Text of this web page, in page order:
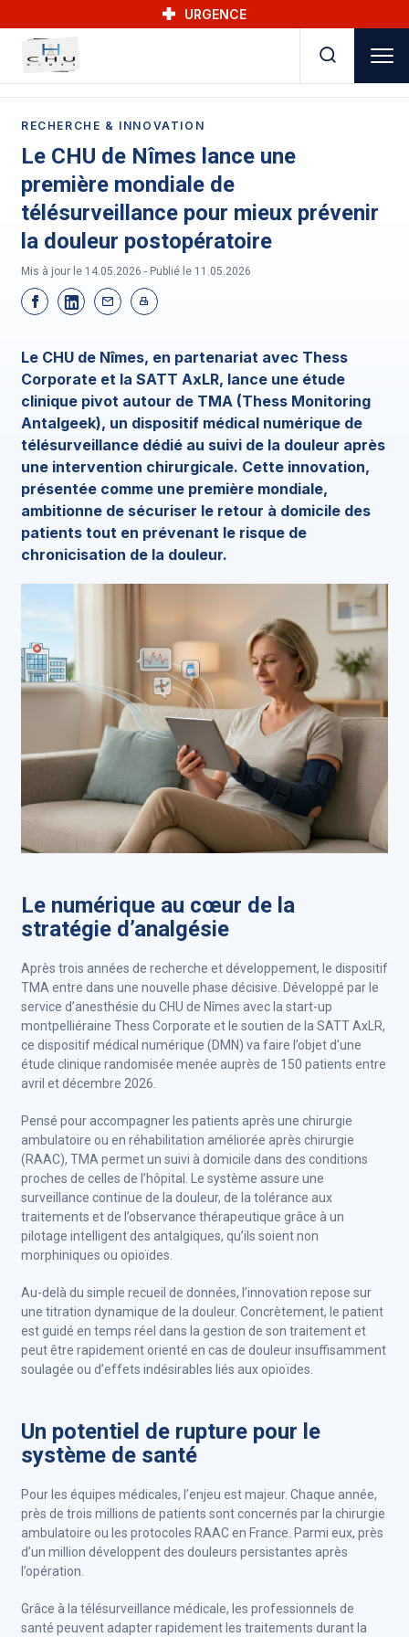
URGENCE
RECHERCHE & INNOVATION
Le CHU de Nîmes lance une
première mondiale de
télésurveillance pour mieux prévenir
la douleur postopératoire
Mis à jour le 14.05.2026 - Publié le 11.05.2026
Le CHU de Nîmes, en partenariat avec Thess
Corporate et la SATT AxLR, lance une étude
clinique pivot autour de TMA (Thess Monitoring
Antalgeek), un dispositif médical numérique de
télésurveillance dédié au suivi de la douleur après
une intervention chirurgicale. Cette innovation,
présentée comme une première mondiale,
ambitionne de sécuriser le retour à domicile des
patients tout en prévenant le risque de
chronicisation de la douleur.
Le numérique au cœur de la
stratégie d’analgésie
Après trois années de recherche et développement, le dispositif
TMA entre dans une nouvelle phase décisive. Développé par le
service d’anesthésie du CHU de Nîmes avec la start-up
montpelliéraine Thess Corporate et le soutien de la SATT AxLR,
ce dispositif médical numérique (DMN) va faire l’objet d’une
étude clinique randomisée menée auprès de 150 patients entre
avril et décembre 2026.
Pensé pour accompagner les patients après une chirurgie
ambulatoire ou en réhabilitation améliorée après chirurgie
(RAAC), TMA permet un suivi à domicile dans des conditions
proches de celles de l’hôpital. Le système assure une
surveillance continue de la douleur, de la tolérance aux
traitements et de l’observance thérapeutique grâce à un
pilotage intelligent des antalgiques, qu’ils soient non
morphiniques ou opioïdes.
Au-delà du simple recueil de données, l’innovation repose sur
une titration dynamique de la douleur. Concrètement, le patient
est guidé en temps réel dans la gestion de son traitement et
peut être rapidement orienté en cas de douleur insuffisamment
soulagée ou d’effets indésirables liés aux opioïdes.
Un potentiel de rupture pour le
système de santé
Pour les équipes médicales, l’enjeu est majeur. Chaque année,
près de trois millions de patients sont concernés par la chirurgie
ambulatoire ou les protocoles RAAC en France. Parmi eux, près
d’un million développent des douleurs persistantes après
l’opération.
Grâce à la télésurveillance médicale, les professionnels de
santé peuvent adapter rapidement les traitements durant la